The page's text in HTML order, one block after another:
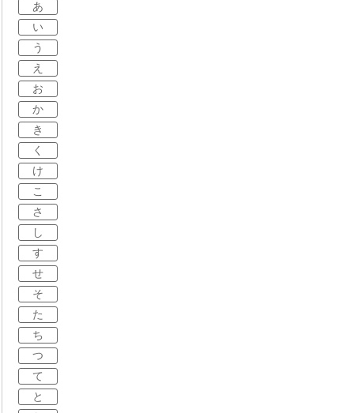
あ
い
う
え
お
か
き
く
け
こ
さ
し
す
せ
そ
た
ち
つ
て
と